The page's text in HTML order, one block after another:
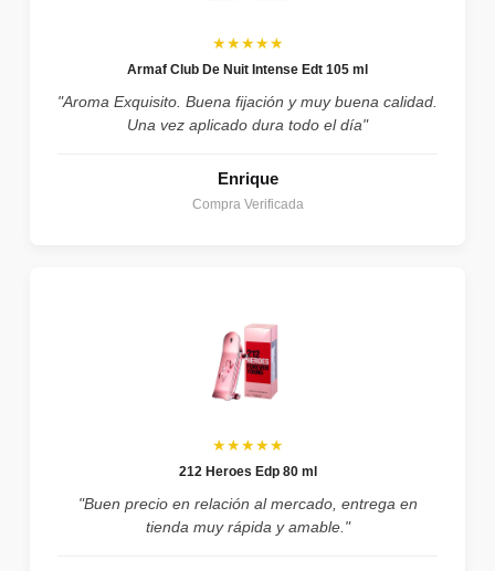
★★★★★
Armaf Club De Nuit Intense Edt 105 ml
"Aroma Exquisito. Buena fijación y muy buena calidad.
Una vez aplicado dura todo el día"
Enrique
Compra Verificada
★★★★★
212 Heroes Edp 80 ml
"Buen precio en relación al mercado, entrega en
tienda muy rápida y amable."